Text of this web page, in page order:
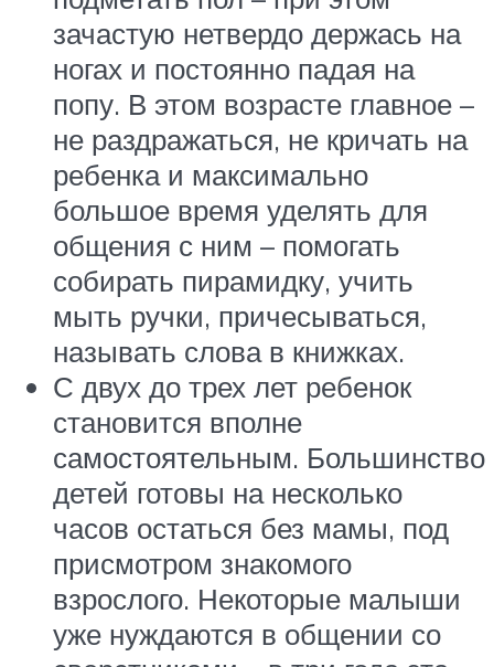
зачастую нетвердо держась на
ногах и постоянно падая на
попу. В этом возрасте главное –
не раздражаться, не кричать на
ребенка и максимально
большое время уделять для
общения с ним – помогать
собирать пирамидку, учить
мыть ручки, причесываться,
называть слова в книжках.
С двух до трех лет ребенок
становится вполне
самостоятельным. Большинство
детей готовы на несколько
часов остаться без мамы, под
присмотром знакомого
взрослого. Некоторые малыши
уже нуждаются в общении со